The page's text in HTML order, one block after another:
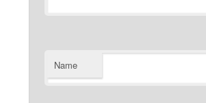
Name